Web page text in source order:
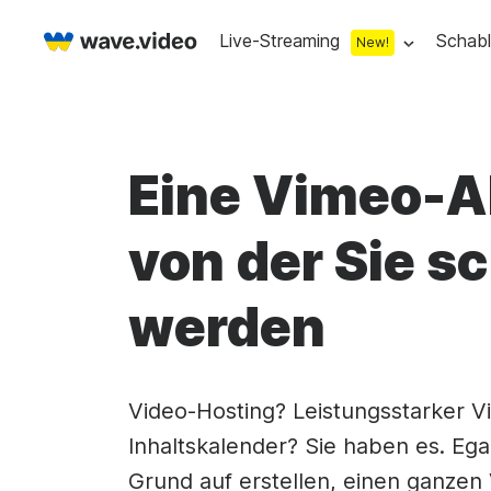
Live-Streaming New!
Videorekorder
Webcam-Test
Live-Streaming-Studio
Webcam-Rekorder
Streaming-Overlay-
Facebook-Live-
Co-Strom
Online-Treffen
Countdown
Unteres Drittel
Bildschirm "Bald beginnen
Stock libraries
Kostenlose
Online
Animierter
Eine Vimeo-
von der Sie
werden
Video-Hosting? Leistungsstarker
Inhaltskalender? Sie haben es.
Grund auf erstellen, einen